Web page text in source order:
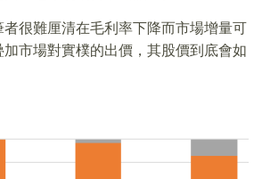
很難厘清在毛利率下降而市場增量可
市場對實樸的出價，其股價到底會如